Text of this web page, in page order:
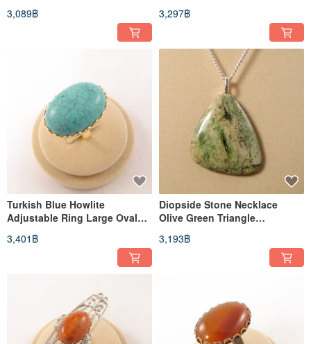
Ring
3,089฿ 3,297฿
Turkish Blue Howlite
Adjustable Ring Large Oval
Jewelry
3,401฿
Diopside Stone Necklace
Olive Green Triangle
Necklace
3,193฿